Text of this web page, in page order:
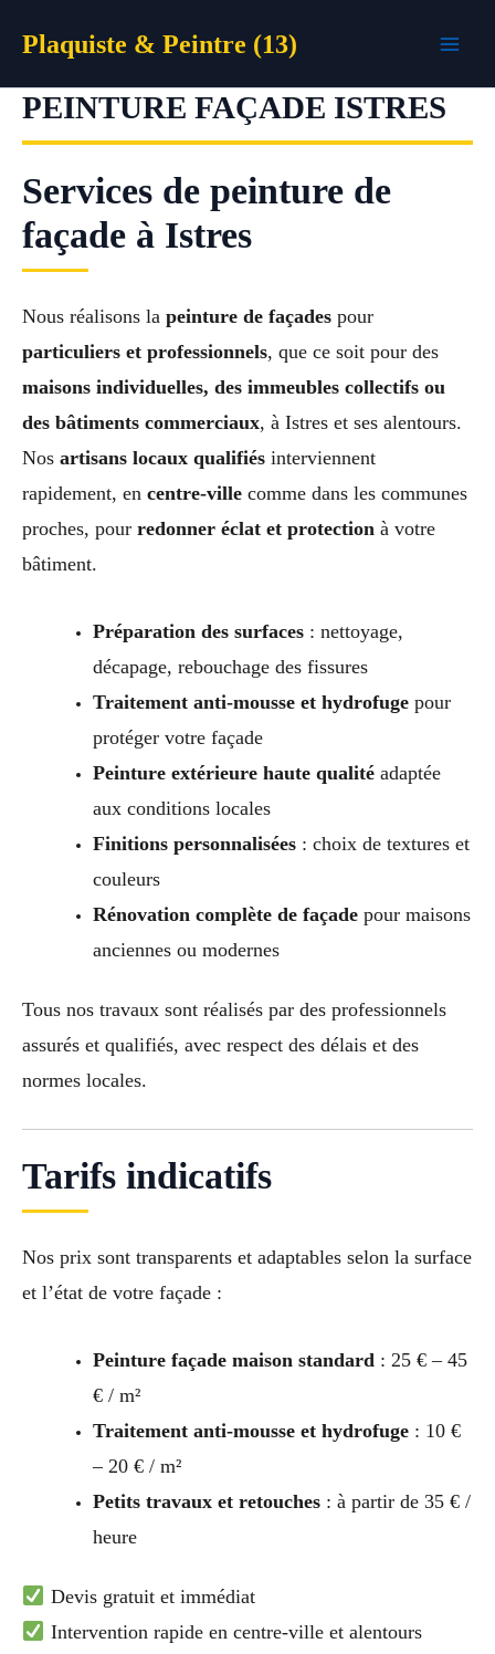
Plaquiste & Peintre (13)
PEINTURE FAÇADE ISTRES
Services de peinture de
façade à Istres
Nous réalisons la peinture de façades pour
particuliers et professionnels, que ce soit pour des
maisons individuelles, des immeubles collectifs ou
des bâtiments commerciaux, à Istres et ses alentours.
Nos artisans locaux qualifiés interviennent
rapidement, en centre-ville comme dans les communes
proches, pour redonner éclat et protection à votre
bâtiment.
Préparation des surfaces: nettoyage,
décapage, rebouchage des fissures
Traitement anti-mousse et hydrofugepour
protéger votre façade
Peinture extérieure haute qualitéadaptée
aux conditions locales
Finitions personnalisées: choix de textures et
couleurs
Rénovation complète de façadepour maisons
anciennes ou modernes
Tous nos travaux sont réalisés par des professionnels
assurés et qualifiés, avec respect des délais et des
normes locales.
Tarifs indicatifs
Nos prix sont transparents et adaptables selon la surface
et l’état de votre façade :
Peinture façade maison standard: 25 € – 45
€ / m²
Traitement anti-mousse et hydrofuge: 10 €
– 20 € / m²
Petits travaux et retouches: à partir de 35 € /
heure
Devis gratuit et immédiat
Intervention rapide en centre-ville et alentours